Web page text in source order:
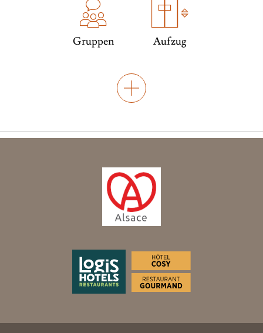
Gruppen Aufzug